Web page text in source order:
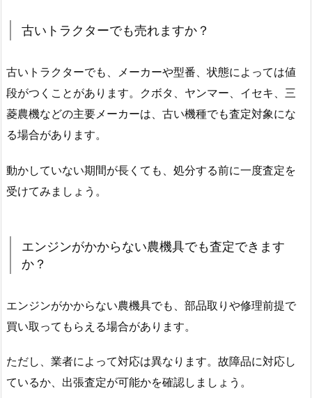
古いトラクターでも売れますか？
古いトラクターでも、メーカーや型番、状態によっては値
段がつくことがあります。クボタ、ヤンマー、イセキ、三
菱農機などの主要メーカーは、古い機種でも査定対象にな
る場合があります。
動かしていない期間が長くても、処分する前に一度査定を
受けてみましょう。
エンジンがかからない農機具でも査定できます
か？
エンジンがかからない農機具でも、部品取りや修理前提で
買い取ってもらえる場合があります。
ただし、業者によって対応は異なります。故障品に対応し
ているか、出張査定が可能かを確認しましょう。